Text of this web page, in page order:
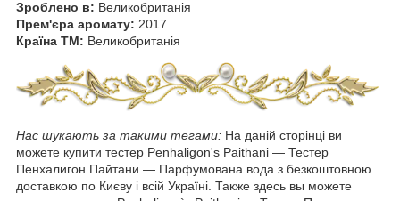
Зроблено в: Великобританія
Прем'єра аромату: 2017
Країна ТМ: Великобританія
Нас шукають за такими тегами: На даній сторінці ви
можете купити тестер Penhaligon's Paithani ― Тестер
Пенхалигон Пайтани ― Парфумована вода з безкоштовною
доставкою по Києву і всій Україні. Также здесь вы можете